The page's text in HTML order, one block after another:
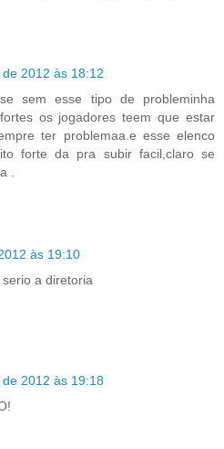
2012 às 18:12
sem esse tipo de probleminha
os jogadores teem que estar
ter problemaa.e esse elenco
forte da pra subir facil,claro se
.
às 19:10
a diretoria
2012 às 19:18